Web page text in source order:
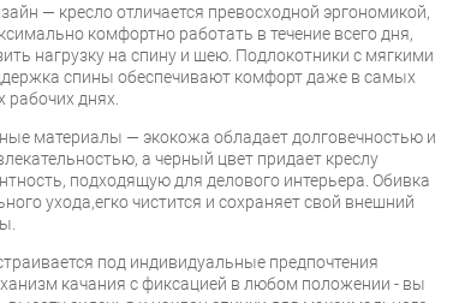
— кресло отличается превосходной эргономикой,
комфортно работать в течение всего дня,
нагрузку на спину и шею. Подлокотники с мягкими
спины обеспечивают комфорт даже в самых
днях.
материалы — экокожа обладает долговечностью и
а черный цвет придает креслу
подходящую для делового интерьера. Обивка
ухода,егко чистится и сохраняет свой внешний
под индивидуальные предпочтения
качания с фиксацией в любом положении - вы